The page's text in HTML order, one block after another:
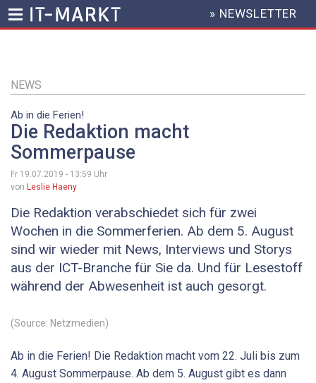
Inhalt
HEADER
MENU
» NEWSLETTER
NEWS
Ab in die Ferien!
Die Redaktion macht
Sommerpause
Fr 19.07.2019 - 13:59 Uhr
von Leslie Haeny
Die Redaktion verabschiedet sich für zwei
Wochen in die Sommerferien. Ab dem 5. August
sind wir wieder mit News, Interviews und Storys
aus der ICT-Branche für Sie da. Und für Lesestoff
während der Abwesenheit ist auch gesorgt.
(Source: Netzmedien)
Ab in die Ferien! Die Redaktion macht vom 22. Juli bis zum
4. August Sommerpause. Ab dem 5. August gibt es dann